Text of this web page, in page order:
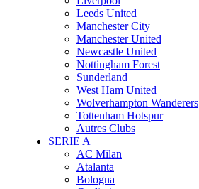
Leeds United
Manchester City
Manchester United
Newcastle United
Nottingham Forest
Sunderland
West Ham United
Wolverhampton Wanderers
Tottenham Hotspur
Autres Clubs
SERIE A
AC Milan
Atalanta
Bologna